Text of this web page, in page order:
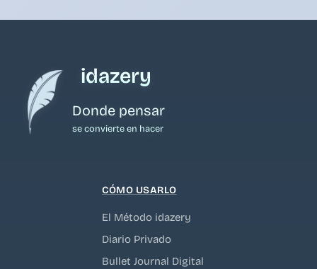
idazery
Donde pensar
se convierte en hacer
CÓMO USARLO
El Método idazery
Diario Privado
Bullet Journal Digital